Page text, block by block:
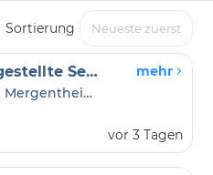
Sortierung
Medizinische Fachangestellte Sekretariat Onkologie (w/m/d)
Caritas-Krankenhaus Bad Mergentheim gGmbH
mehr
vor 3 Tagen